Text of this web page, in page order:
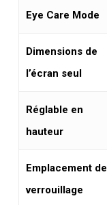
Eye Care Mode
Dimensions de
l’écran seul
Réglable en
hauteur
Emplacement de
verrouillage